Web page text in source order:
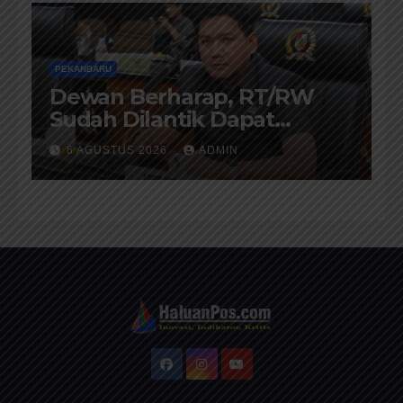
PEKANBARU
Dewan Berharap, RT/RW
Sudah Dilantik Dapat
Memberikan Pelayanan
Terbaik Kepada Masyarakat
6 AGUSTUS 2026 ADMIN